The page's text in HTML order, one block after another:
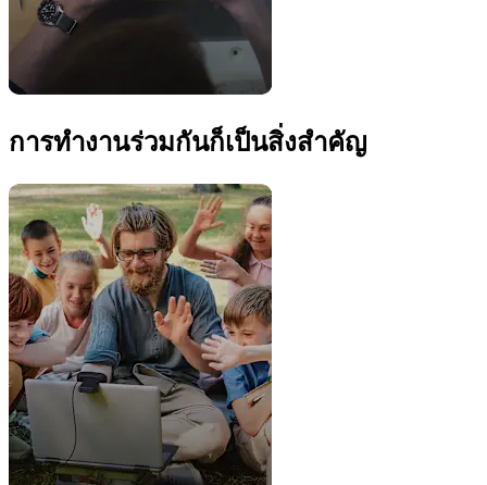
การทำงานร่วมกันก็เป็นสิ่งสำคัญ